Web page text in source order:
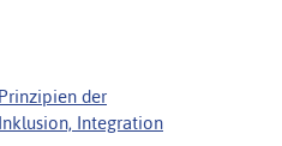
Prinzipien der
Inklusion, Integration